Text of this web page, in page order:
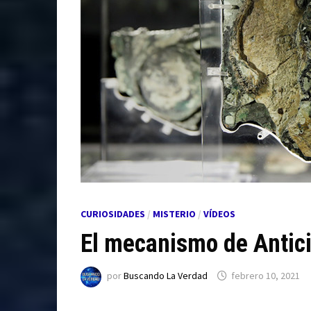
CURIOSIDADES / MISTERIO / VÍDEOS
El mecanismo de
porBuscando La Verdad febrero 10, 2021